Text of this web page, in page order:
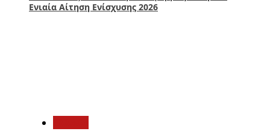
Ενιαία Αίτηση Ενίσχυσης 2026